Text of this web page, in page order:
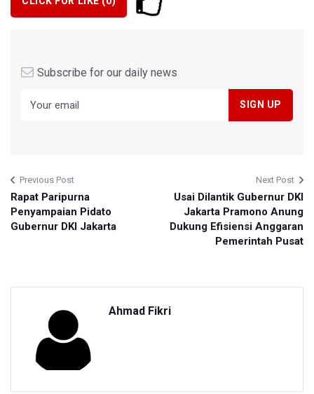
Subscribe for our daily news
Previous Post
Rapat Paripurna
Penyampaian Pidato
Gubernur DKI Jakarta
Next Post
Usai Dilantik Gubernur DKI
Jakarta Pramono Anung
Dukung Efisiensi Anggaran
Pemerintah Pusat
Ahmad Fikri